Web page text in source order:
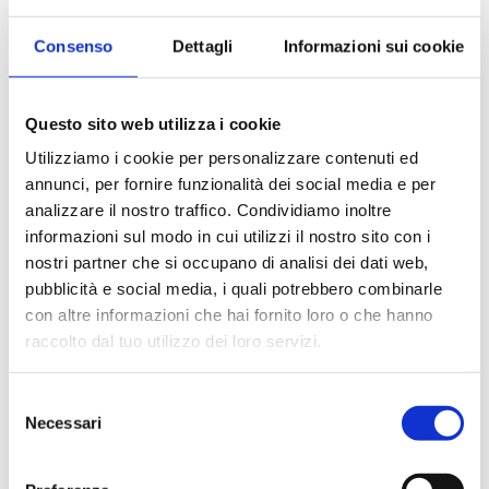
Consenso Dettagli Informazioni sui cookie
Questo sito web utilizza i cookie
Utilizziamo i cookie per personalizzare contenuti ed
annunci, per fornire funzionalità dei social media e per
analizzare il nostro traffico. Condividiamo inoltre
informazioni sul modo in cui utilizzi il nostro sito con i
nostri partner che si occupano di analisi dei dati web,
pubblicità e social media, i quali potrebbero combinarle
con altre informazioni che hai fornito loro o che hanno
raccolto dal tuo utilizzo dei loro servizi.
delNecessari
📌Contesto: il progetto InLav Lombardia
Il progettoInLav Lombardianasce dalla collaborazione tra
Regione Lombardia (capofila),ANCI LombardiaeUniversità
sperimentare un modello innovativo di emersione del
lavoro sommerso e inclusione socio-lavorativa, rivolto in
particolare a cittadini di Paesi terzi vittime o potenziali
vittime di sfruttamento.
Tra le azioni principali del progetto:
Sperimentazione di12 Punti Unici di Accesso (PUA InLav)
nei territori coinvolti
Sviluppo di servizi integrati di presa in carico, protezione e
500 operatori pubblici e privati
per la sostenibilità del